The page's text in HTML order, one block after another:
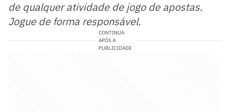
de qualquer atividade de jogo de apostas.
Jogue de forma responsável.
CONTINUA
APÓS A
PUBLICIDADE